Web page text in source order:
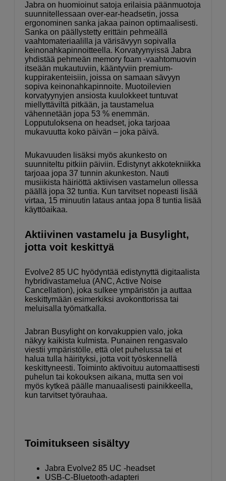
Jabra on huomioinut satoja erilaisia päänmuotoja
suunnitellessaan over-ear-headsetin, jossa
ergonominen sanka jakaa painon optimaalisesti.
Sanka on päällystetty erittäin pehmeällä
vaahtomateriaalilla ja värisävyyn sopivalla
keinonahkapinnoitteella. Korvatyynyissä Jabra
yhdistää pehmeän memory foam -vaahtomuovin
itseään mukautuviin, kääntyviin premium-
kuppirakenteisiin, joissa on samaan sävyyn
sopiva keinonahkapinnoite. Muotoilevien
korvatyynyjen ansiosta kuulokkeet tuntuvat
miellyttäviltä pitkään, ja taustamelua
vähennetään jopa 53 % enemmän.
Lopputuloksena on headset, joka tarjoaa
mukavuutta koko päivän – joka päivä.
Mukavuuden lisäksi myös akunkesto on
suunniteltu pitkiin päiviin. Edistynyt akkotekniikka
tarjoaa jopa 37 tunnin akunkeston. Nauti
musiikista häiriöttä aktiivisen vastamelun ollessa
päällä jopa 32 tuntia. Kun tarvitset nopeasti lisää
virtaa, 15 minuutin lataus antaa jopa 8 tuntia lisää
käyttöaikaa.
Aktiivinen vastamelu ja Busylight,
jotta voit keskittyä
Evolve2 85 UC hyödyntää edistynyttä digitaalista
hybridivastamelua (ANC, Active Noise
Cancellation), joka sulkee ympäristön ja auttaa
keskittymään esimerkiksi avokonttorissa tai
meluisalla työmatkalla.
Jabran Busylight on korvakuppien valo, joka
näkyy kaikista kulmista. Punainen rengasvalo
viestii ympäristölle, että olet puhelussa tai et
halua tulla häirityksi, jotta voit työskennellä
keskittyneesti. Toiminto aktivoituu automaattisesti
puhelun tai kokouksen aikana, mutta sen voi
myös kytkeä päälle manuaalisesti painikkeella,
kun tarvitset työrauhaa.
Toimitukseen sisältyy
Jabra Evolve2 85 UC -headset
USB-C-Bluetooth-adapteri